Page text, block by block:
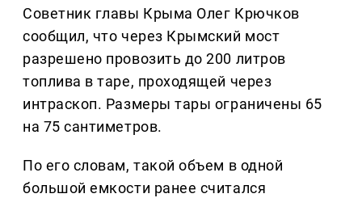
Советник главы Крыма Олег Крючков
сообщил, что через Крымский мост
разрешено провозить до 200 литров
топлива в таре, проходящей через
интраскоп. Размеры тары ограничены 65
на 75 сантиметров.
По его словам, такой объем в одной
большой емкости ранее считался